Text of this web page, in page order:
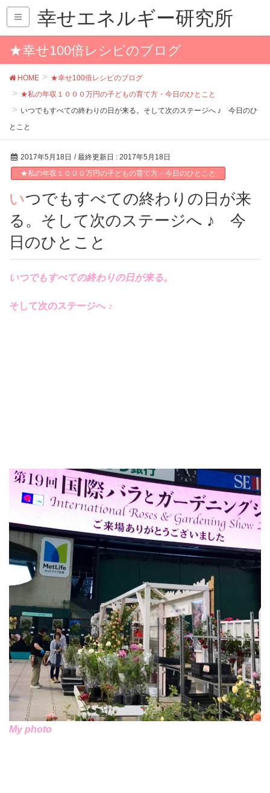
幸せエネルギー研究所
★幸せ100倍レシピのブログ
HOME
★幸せ100倍レシピのブログ
★私の年収１０００万円の子どもの育て方・今日のひとこと
いつでもすべての終わりの日が来る。そして次のステージへ ♪ 今日のひ
とこと
2017年5月18日 / 最終更新日 : 2017年5月18日
★私の年収１０００万円の子どもの育て方・今日のひとこと
いつでもすべての終わりの日が来
る。そして次のステージへ ♪ 今
日のひとこと
いつでもすべての終わりの日が来る。
そして次のステージへ ♪
My photo